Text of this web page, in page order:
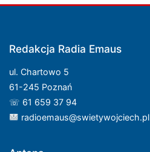
Redakcja Radia Emaus
ul. Chartowo 5
61-245 Poznań
☏ 61 659 37 94
radioemaus@swietywojciech.pl